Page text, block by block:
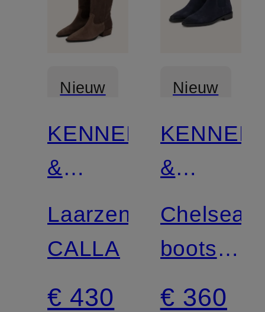
Nieuw
Gecertificeerd
KENNEL
&
SCHMENGER
Laarzen
CALLA
€ 430
Nieuw
KENNEL
&
Chelsea
boots
AMBER
€ 360